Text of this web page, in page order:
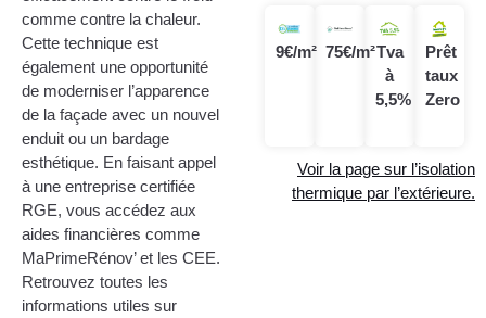
comme contre la chaleur.
Cette technique est
également une opportunité
de moderniser l’apparence
de la façade avec un nouvel
enduit ou un bardage
esthétique. En faisant appel
à une entreprise certifiée
RGE, vous accédez aux
aides financières comme
MaPrimeRénov’ et les CEE.
Retrouvez toutes les
informations utiles sur
9€/m² 75€/m²Tva
à
5,5%
Prêt
taux
Zero
Voir la page sur l’isolation
thermique par l’extérieure.